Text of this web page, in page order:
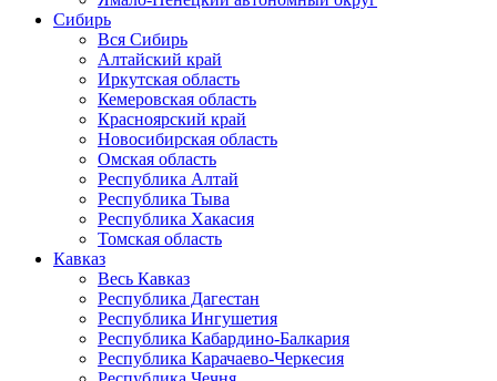
Сибирь
Вся Сибирь
Алтайский край
Иркутская область
Кемеровская область
Красноярский край
Новосибирская область
Омская область
Республика Алтай
Республика Тыва
Республика Хакасия
Томская область
Кавказ
Весь Кавказ
Республика Дагестан
Республика Ингушетия
Республика Кабардино-Балкария
Республика Карачаево-Черкесия